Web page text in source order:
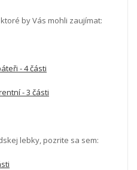
by Vás mohli zaujímat:
- 4 části
- 3 části
lebky, pozrite sa sem: